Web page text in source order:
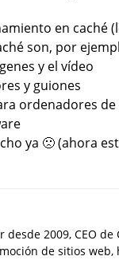
en caché
son, por
y el vídeo
y guiones
ordenadores
ya 🙁 (ahora
desde 2009, CEO
de sitios